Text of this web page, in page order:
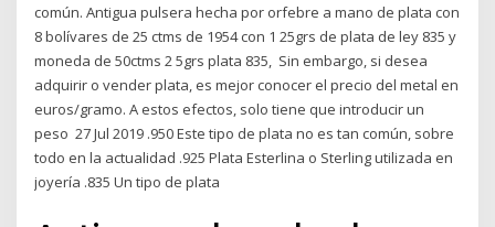
común. Antigua pulsera hecha por orfebre a mano de plata con
8 bolívares de 25 ctms de 1954 con 1 25grs de plata de ley 835 y
moneda de 50ctms 2 5grs plata 835, Sin embargo, si desea
adquirir o vender plata, es mejor conocer el precio del metal en
euros/gramo. A estos efectos, solo tiene que introducir un
peso 27 Jul 2019 .950 Este tipo de plata no es tan común, sobre
todo en la actualidad .925 Plata Esterlina o Sterling utilizada en
joyería .835 Un tipo de plata